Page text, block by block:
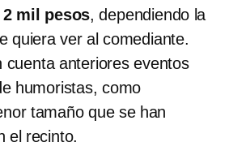
2 mil pesos, dependiendo la
quiera ver al comediante.
cuenta anteriores eventos
humoristas, como
tamaño que se han
el recinto.